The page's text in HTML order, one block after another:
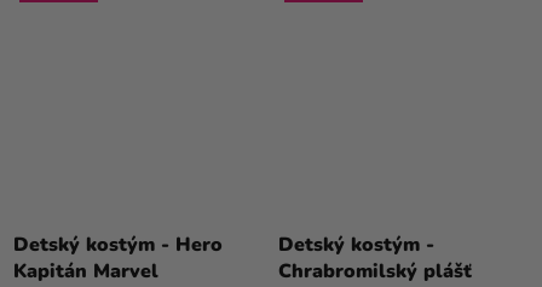
Detský kostým - Hero
Kapitán Marvel
Detský kostým -
Chrabromilský plášť